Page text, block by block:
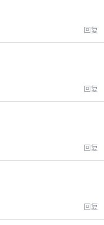
回复
回复
回复
回复